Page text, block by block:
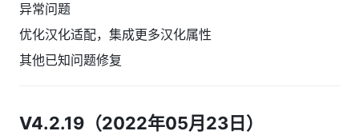
异常问题
优化汉化适配，集成更多汉化属性
其他已知问题修复
V4.2.19（2022年05月23日）